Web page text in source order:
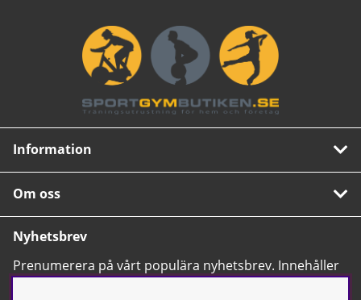
Information
Om oss
Nyhetsbrev
Prenumerera på vårt populära nyhetsbrev. Innehåller
tips, nyheter och våra allra bästa erbjudanden.